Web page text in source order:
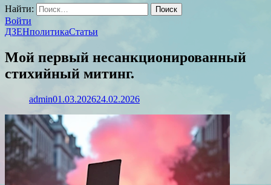
Найти:
Войти
ДЗЕНполитикаСтатьи
Мой первый несанкционированный
стихийный митинг.
admin01.03.202624.02.2026